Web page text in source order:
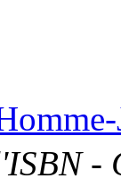
-